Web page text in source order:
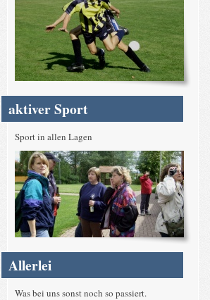
aktiver Sport
Sport in allen Lagen
Allerlei
Was bei uns sonst noch so passiert.